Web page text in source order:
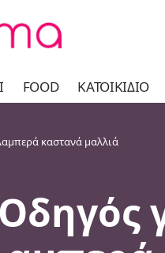
FOOD ΚΑΤΟΙΚΊΔΙΟ
καστανά μαλλιά